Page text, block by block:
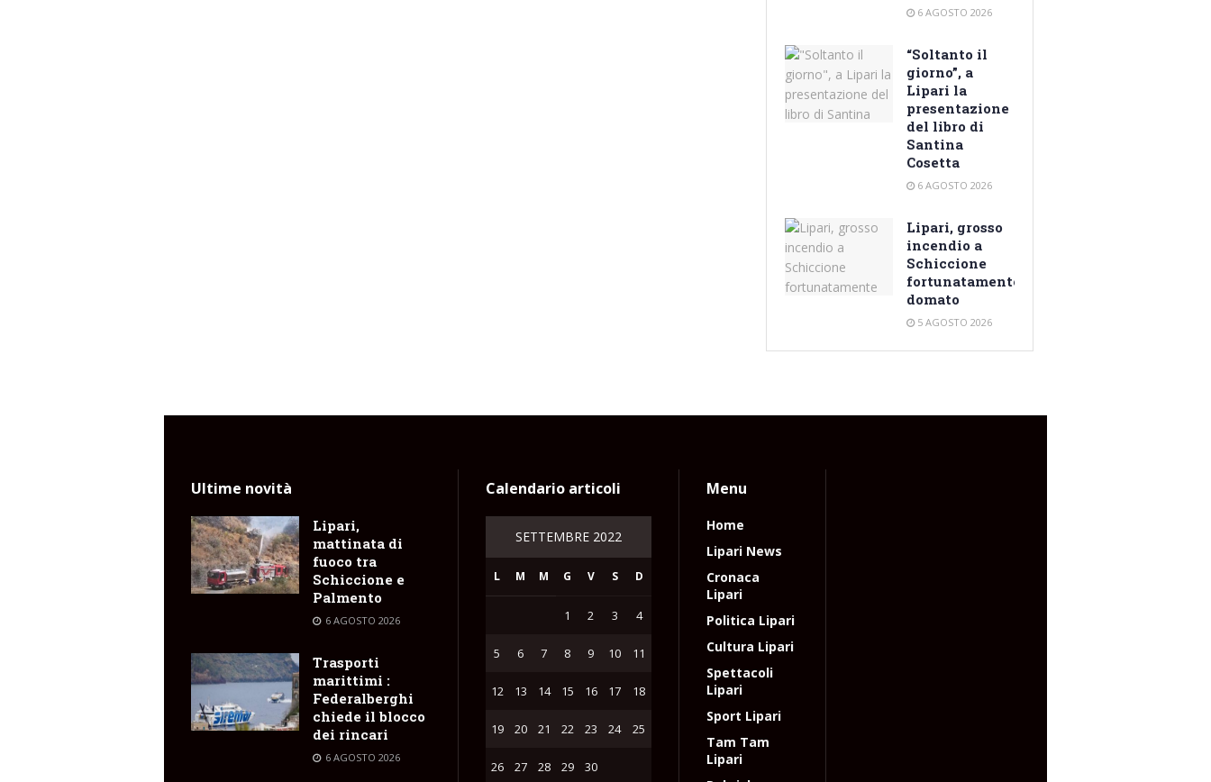
6 AGOSTO 2026
“Soltanto il
giorno”, a
Lipari la
presentazione
del libro di
Santina
Cosetta
6 AGOSTO 2026
Lipari, grosso
incendio a
Schiccione
fortunatamente
domato
5 AGOSTO 2026
Ultime novità
Lipari,
mattinata di
fuoco tra
Schiccione e
Palmento
6 AGOSTO 2026
Trasporti
marittimi :
Federalberghi
chiede il blocco
dei rincari
6 AGOSTO 2026
Calendario articoli
SETTEMBRE 2022
L M M G V S D
1 2 3 4
5 6 7 8 9 10 11
12 13 14 15 16 17 18
19 20 21 22 23 24 25
26 27 28 29 30
Menu
Home
Lipari News
Cronaca
Lipari
Politica Lipari
Cultura Lipari
Spettacoli
Lipari
Sport Lipari
Tam Tam
Lipari